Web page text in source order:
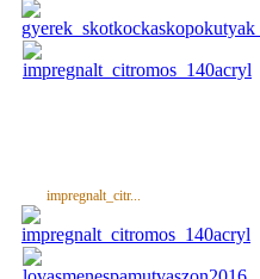
impregnalt_citr...